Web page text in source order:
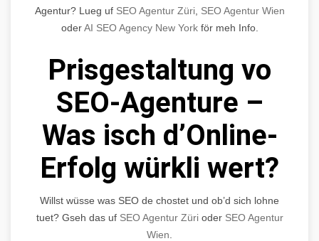
Agentur? Lueg uf SEO Agentur Züri, SEO Agentur Wien
oderAI SEO Agency New Yorkför meh Info.
Prisgestaltung vo
SEO-Agenture –
Was isch d’Online-
Erfolg würkli wert?
Willst wüsse was SEO de chostet und ob’d sich lohne
tuet? Gseh das uf SEO Agentur Zürioder SEO Agentur
Wien